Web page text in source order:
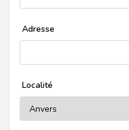
Adresse
Localité